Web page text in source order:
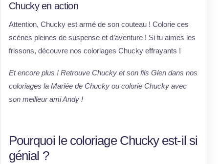
Chucky en action
Attention, Chucky est armé de son couteau ! Colorie ces
scènes pleines de suspense et d’aventure ! Si tu aimes les
frissons, découvre nos coloriages Chucky effrayants !
Et encore plus ! Retrouve Chucky et son fils Glen dans nos
coloriages la Mariée de Chucky ou colorie Chucky avec
son meilleur ami Andy !
Pourquoi le coloriage Chucky est-il si
génial ?